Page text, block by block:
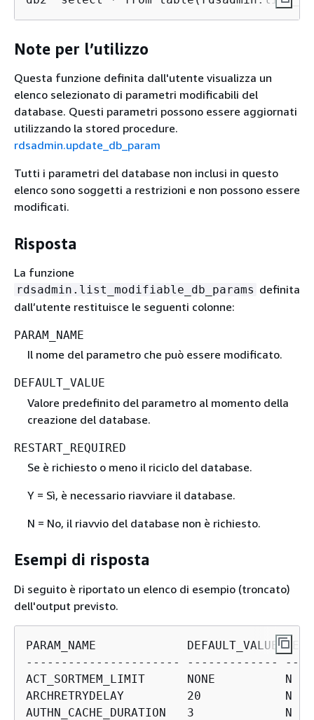
Note per l’utilizzo
Questa funzione definita dall'utente visualizza un
elenco selezionato di parametri modificabili del
database. Questi parametri possono essere aggiornati
utilizzando la stored procedure.
rdsadmin.update_db_param
Tutti i parametri del database non inclusi in questo
elenco sono soggetti a restrizioni e non possono essere
modificati.
Risposta
La funzione
rdsadmin.list_modifiable_db_params definita
dall’utente restituisce le seguenti colonne:
PARAM_NAME
Il nome del parametro che può essere modificato.
DEFAULT_VALUE
Valore predefinito del parametro al momento della
creazione del database.
RESTART_REQUIRED
Se è richiesto o meno il riciclo del database.
Y = Sì, è necessario riavviare il database.
N = No, il riavvio del database non è richiesto.
Esempi di risposta
Di seguito è riportato un elenco di esempio (troncato)
dell'output previsto.
PARAM_NAME             DEFAULT_VALUE
---------------------- -------------
ACT_SORTMEM_LIMIT      NONE          N
ARCHRETRYDELAY         20            N
AUTHN_CACHE_DURATION   3             N